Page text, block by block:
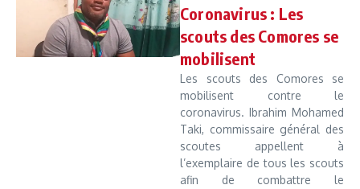
Coronavirus : Les
scouts des Comores se
mobilisent
Les scouts des Comores se
mobilisent contre le
coronavirus. Ibrahim Mohamed
Taki, commissaire général des
scoutes appellent à
l’exemplaire de tous les scouts
afin de combattre le